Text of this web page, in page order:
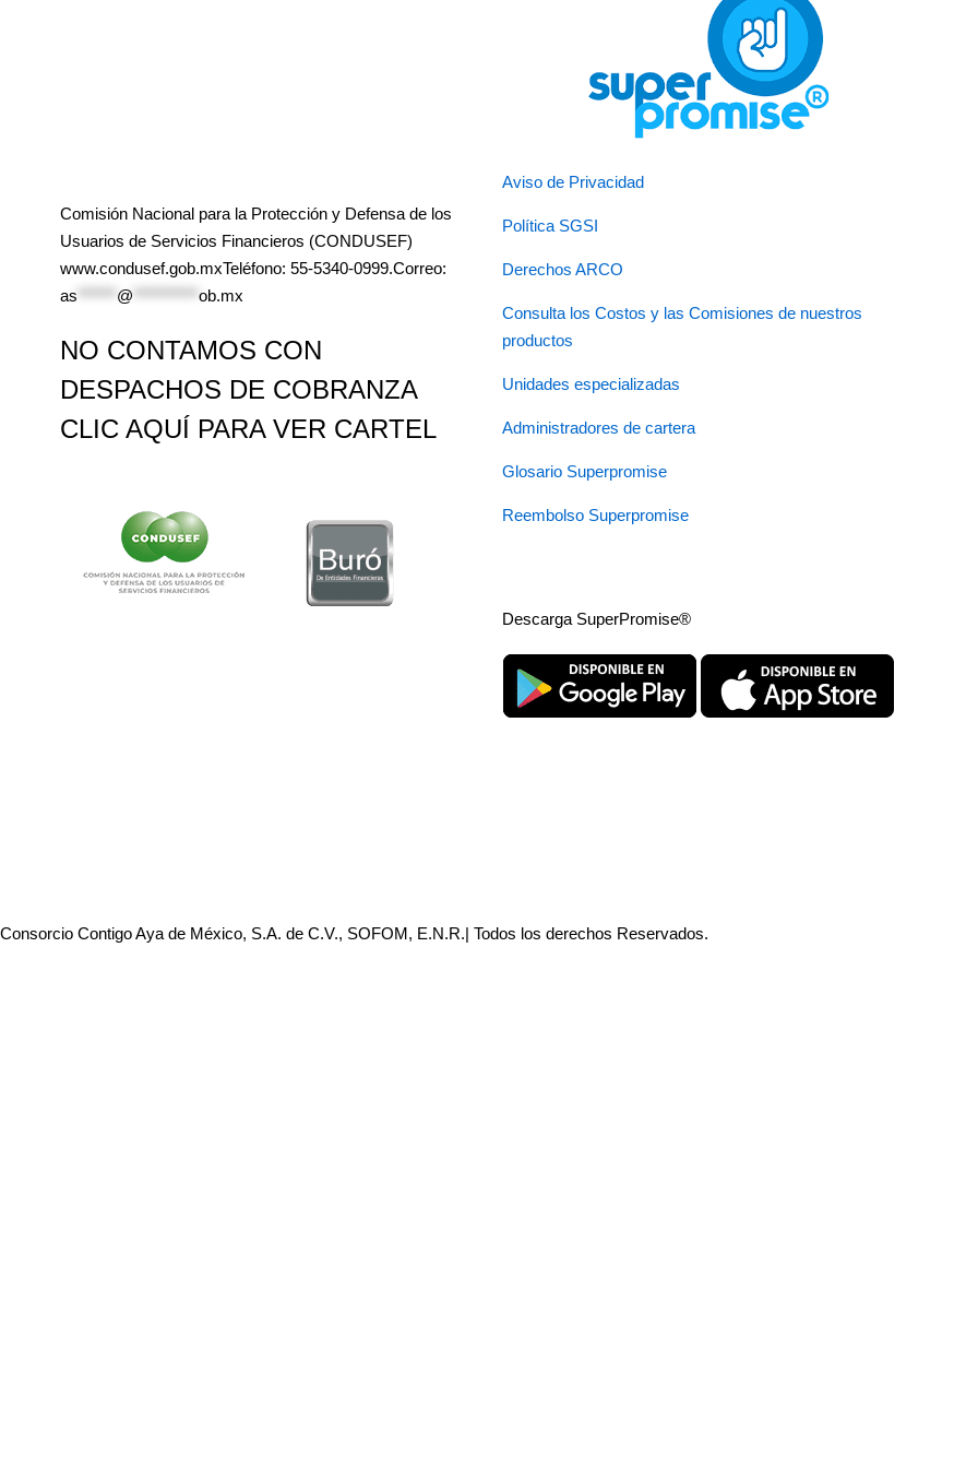
Comisión Nacional para la Protección y Defensa de los
Usuarios de Servicios Financieros (CONDUSEF)
www.condusef.gob.mxTeléfono: 55-5340-0999.Correo:
as
@ ob.mx
NO CONTAMOS CON
DESPACHOS DE COBRANZA
CLIC AQUÍ PARA VER CARTEL
Aviso de Privacidad
Política SGSI
Derechos ARCO
Consulta los Costos y las Comisiones de nuestros
productos
Unidades especializadas
Administradores de cartera
Glosario Superpromise
Reembolso Superpromise
Descarga SuperPromise®
Contigo Aya de México, S.A. de C.V., SOFOM, E.N.R.| Todos los derechos Reservados.